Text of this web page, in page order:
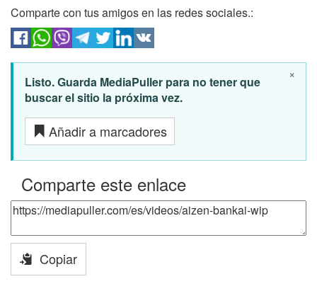
Comparte con tus amigos en las redes sociales.:
×
Listo. Guarda MediaPuller para no tener que
buscar el sitio la próxima vez.
Añadir a marcadores
Comparte este enlace
Copiar